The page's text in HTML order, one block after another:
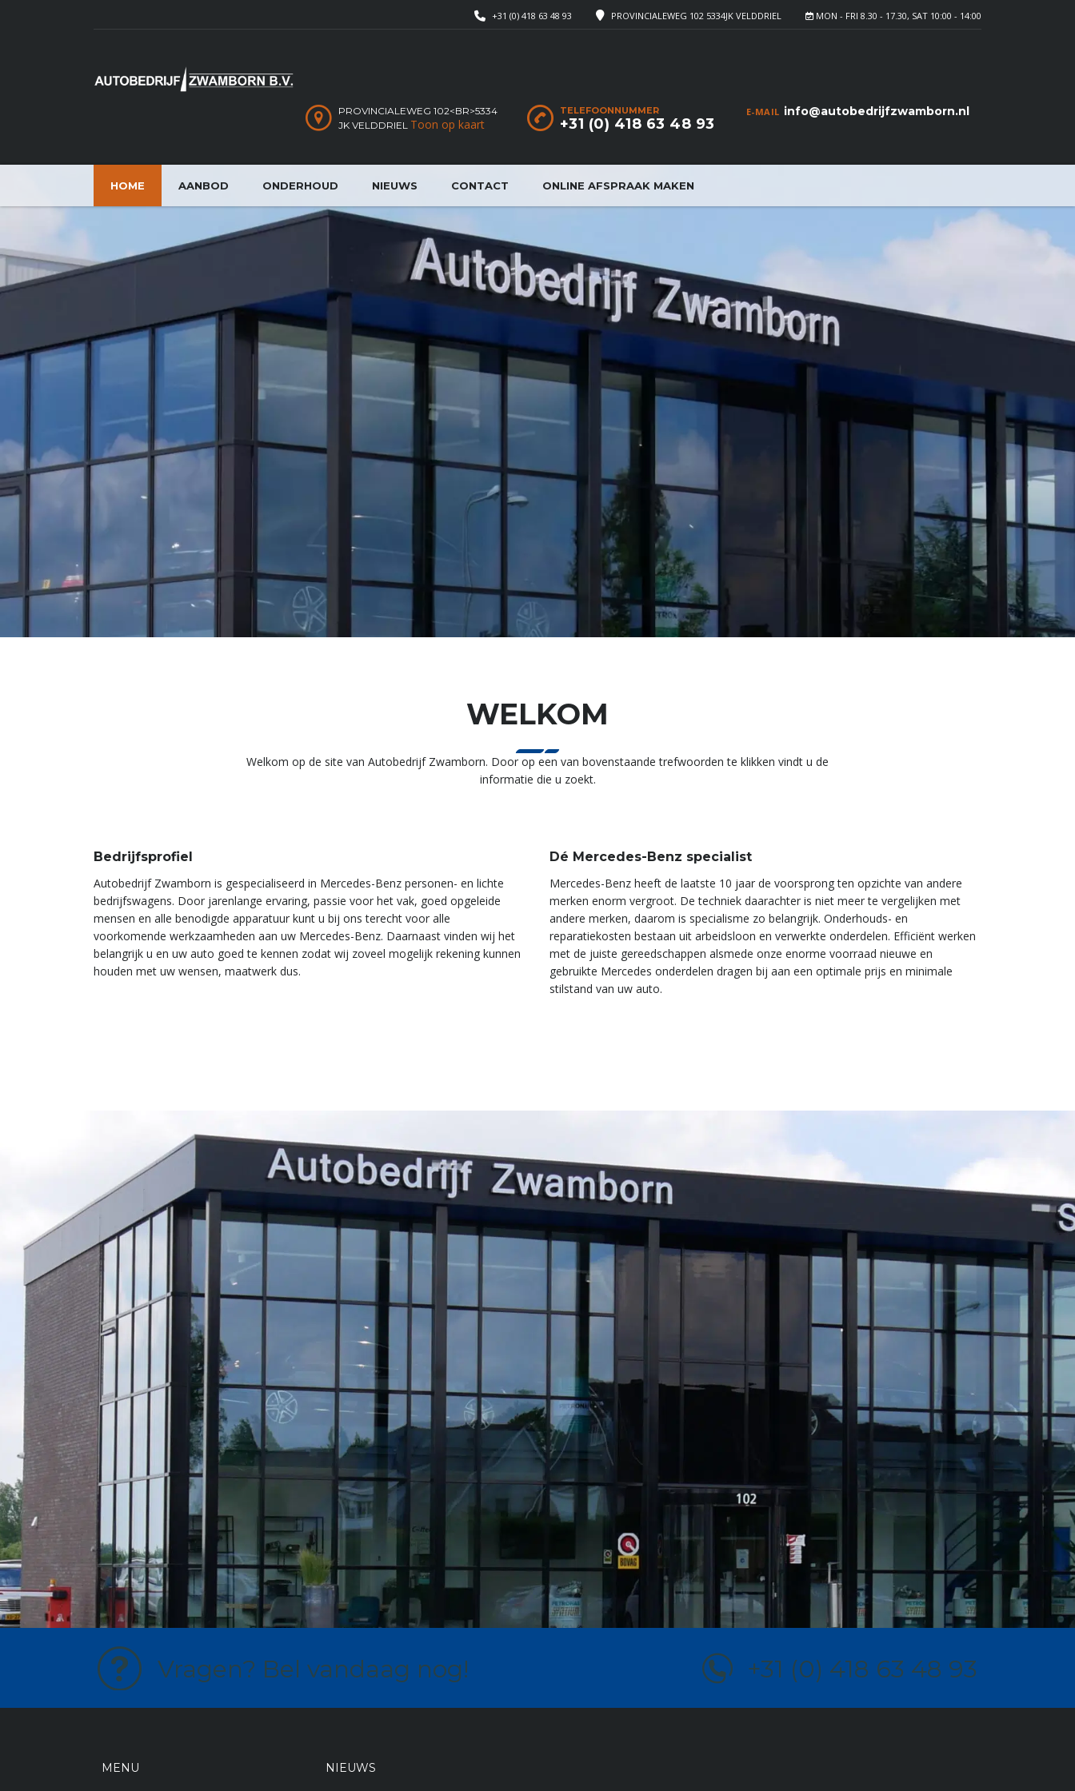
MON - FRI 8.30 - 17.30, SAT 10:00 - 14:00
PROVINCIALEWEG 102 5334JK VELDDRIEL
+31 (0) 418 63 48 93
E-MAIL info@autobedrijfzwamborn.nl
TELEFOONNUMMER
+31 (0) 418 63 48 93
PROVINCIALEWEG 102<BR>5334
JK VELDDRIEL Toon op kaart
HOME AANBOD ONDERHOUD NIEUWS CONTACT ONLINE AFSPRAAK MAKEN
WELKOM
Welkom op de site van Autobedrijf Zwamborn. Door op een van bovenstaande trefwoorden te klikken vindt u de
informatie die u zoekt.
Bedrijfsprofiel
Autobedrijf Zwamborn is gespecialiseerd in Mercedes-Benz personen- en lichte
bedrijfswagens. Door jarenlange ervaring, passie voor het vak, goed opgeleide
mensen en alle benodigde apparatuur kunt u bij ons terecht voor alle
voorkomende werkzaamheden aan uw Mercedes-Benz. Daarnaast vinden wij het
belangrijk u en uw auto goed te kennen zodat wij zoveel mogelijk rekening kunnen
houden met uw wensen, maatwerk dus.
Dé Mercedes-Benz specialist
Mercedes-Benz heeft de laatste 10 jaar de voorsprong ten opzichte van andere
merken enorm vergroot. De techniek daarachter is niet meer te vergelijken met
andere merken, daarom is specialisme zo belangrijk. Onderhouds- en
reparatiekosten bestaan uit arbeidsloon en verwerkte onderdelen. Efficiënt werken
met de juiste gereedschappen alsmede onze enorme voorraad nieuwe en
gebruikte Mercedes onderdelen dragen bij aan een optimale prijs en minimale
stilstand van uw auto.
Vragen? Bel vandaag nog! +31 (0) 418 63 48 93
MENU NIEUWS